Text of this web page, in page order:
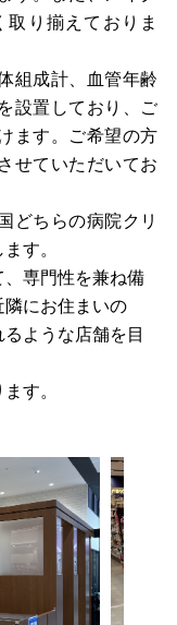
り揃えておりま
組成計、血管年齢
設置しており、ご
ます。ご希望の方
せていただいてお
どちらの病院クリ
す。
専門性を兼ね備
隣にお住まいの
ような店舗を目
す。